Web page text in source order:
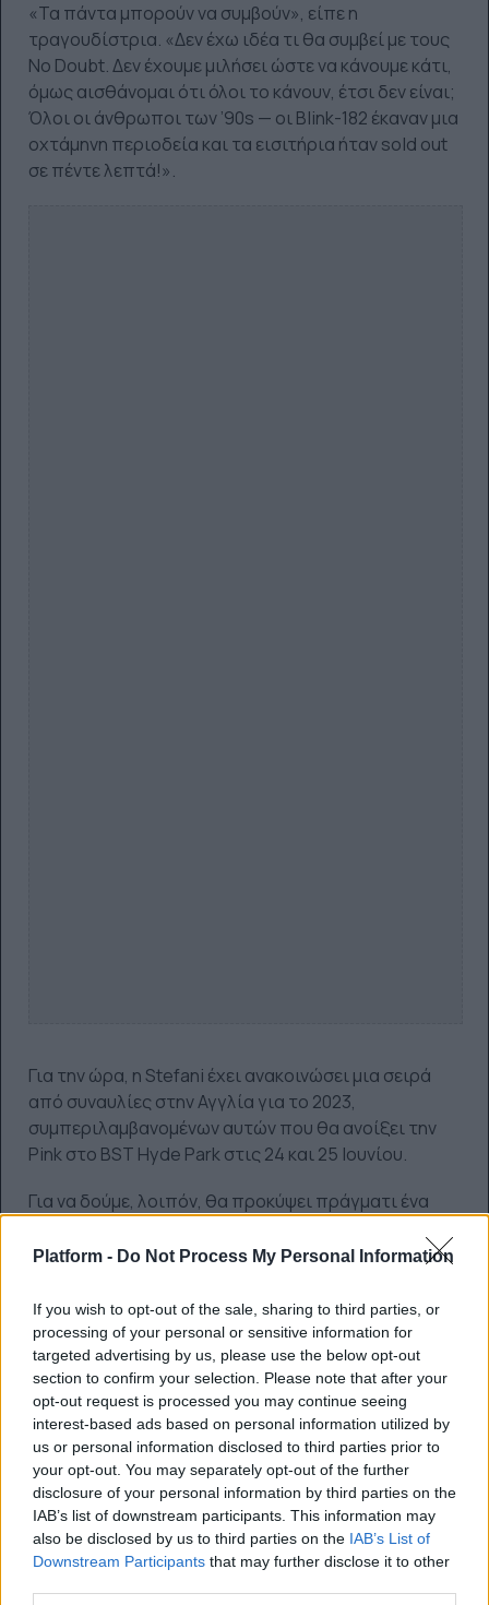
Platform - Do Not Process My Personal Information
If you wish to opt-out of the sale, sharing to third parties, or
processing of your personal or sensitive information for
targeted advertising by us, please use the below opt-out
section to confirm your selection. Please note that after your
opt-out request is processed you may continue seeing
interest-based ads based on personal information utilized by
us or personal information disclosed to third parties prior to
your opt-out. You may separately opt-out of the further
disclosure of your personal information by third parties on the
IAB’s list of downstream participants. This information may
also be disclosed by us to third parties on the IAB’s List of
Downstream Participants that may further disclose it to other
«Τα πάντα μπορούν να συμβούν», είπε η
τραγουδίστρια. «Δεν έχω ιδέα τι θα συμβεί με τους
No Doubt. Δεν έχουμε μιλήσει ώστε να κάνουμε κάτι,
όμως αισθάνομαι ότι όλοι το κάνουν, έτσι δεν είναι;
Όλοι οι άνθρωποι των ’90s — οι Blink-182 έκαναν μια
οχτάμηνη περιοδεία και τα εισιτήρια ήταν sold out
σε πέντε λεπτά!».
Για την ώρα, η Stefani έχει ανακοινώσει μια σειρά
από συναυλίες στην Αγγλία για το 2023,
συμπεριλαμβανομένων αυτών που θα ανοίξει την
Pink στο BST Hyde Park στις 24 και 25 Ιουνίου.
Για να δούμε, λοιπόν, θα προκύψει πράγματι ένα
Πηγή